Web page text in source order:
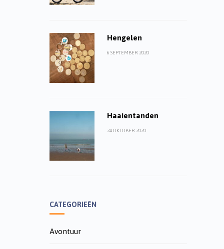
Hengelen
6 SEPTEMBER 2020
Haaientanden
24 OKTOBER 2020
CATEGORIEËN
Avontuur